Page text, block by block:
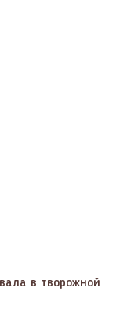
в творожной